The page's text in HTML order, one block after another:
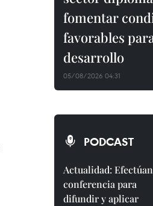
fomentar
favorables
desarrollo
05/08/2026 04:31
PODCAST
Actualidad: Efectúan
conferencia para
difundir y aplicar